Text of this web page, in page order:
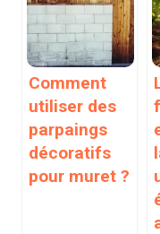
Comment
utiliser des
parpaings
décoratifs
pour muret ?